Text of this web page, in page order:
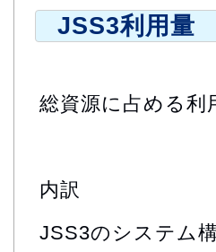
JSS3利用量
総資源に占める利
内訳
JSS3のシステム